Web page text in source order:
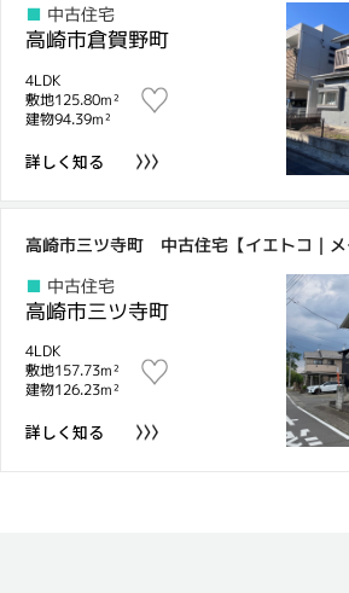
中古住宅
高崎市倉賀野町
4LDK
敷地125.80m²
建物94.39m²
詳しく知る
高崎市三ツ寺町 中古住宅【イエトコ｜
中古住宅
高崎市三ツ寺町
4LDK
敷地157.73m²
建物126.23m²
詳しく知る